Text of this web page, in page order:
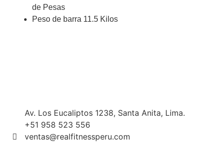
de Pesas
Peso de barra 11.5 Kilos
Av. Los Eucaliptos 1238, Santa Anita, Lima.
+51 958 523 556
ventas@realfitnessperu.com